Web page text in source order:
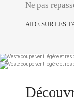
Ne pas
AIDE SUR LES